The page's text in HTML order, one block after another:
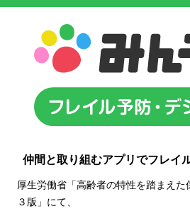
仲間と取り組むアプリでフレイ
厚生労働省「高齢者の特性を踏まえ
３版」にて、